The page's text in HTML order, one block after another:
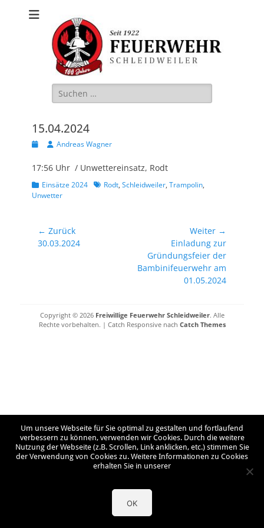
Feuerwehr
Schleidweiler
Suche
nach:
15.04.2024
Veröffentlicht
AutorAndreas Wagner
17:56 Uhr / Unwettereinsatz, Rodt
Kategorien
Einsätze 2024 Schlagworte
Rodt, Schleidweiler, Trampolin,
Unwetter
Beitragsnavigation
← Zurück
Vorheriger
30.03.2024
Weiter →
Beitrag:
Einladung zur
Gründungsfeier der
Bambinifeuerwehr am
01.05.2024
Copyright © 2026 Freiwillige Feuerwehr Schleidweiler. Alle
Rechte vorbehalten. | Catch Responsive nach Catch Themes
Um unsere Webseite für Sie optimal zu gestalten und fortlaufend
verbessern zu können, verwenden wir Cookies. Durch die weitere
Nutzung der Webseite (z.B. Scrollen, Link anklicken, etc.) stimmen Sie
der Verwendung von Cookies zu. Weitere Informationen zu Cookies
erhalten Sie in unserer
OK